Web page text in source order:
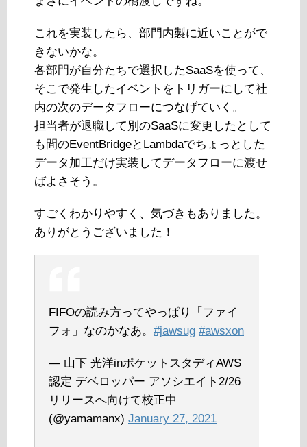
これを実装したら、部門内製に近いことがで
きないかな。
各部門が自分たちで選択したSaaSを使って、
そこで発生したイベントをトリガーにして社
内の次のデータフローにつなげていく。
担当者が退職して別のSaaSに変更したとして
も間のEventBridgeとLambdaでちょっとした
データ加工だけ実装してデータフローに渡せ
ばよさそう。
すごくわかりやすく、気づきもありました。
ありがとうございました！
FIFOの読み方ってやっぱり「ファイ
フォ」なのかなあ。 #jawsug #awsxon
— 山下 光洋inポケットスタディAWS
認定 デベロッパー アソシエイト2/26
リリースへ向けて校正中
(@yamamanx) January 27, 2021